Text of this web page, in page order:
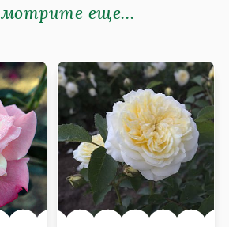
еще...